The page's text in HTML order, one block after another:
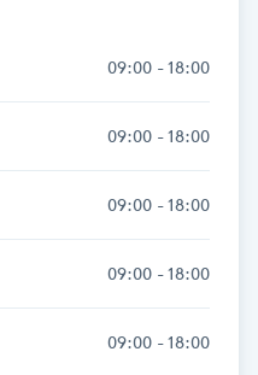
09:00 - 18:00
09:00 - 18:00
09:00 - 18:00
09:00 - 18:00
09:00 - 18:00